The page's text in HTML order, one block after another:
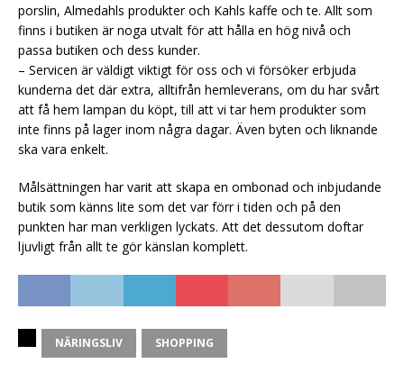
porslin, Almedahls produkter och Kahls kaffe och te. Allt som
finns i butiken är noga utvalt för att hålla en hög nivå och
passa butiken och dess kunder.
– Servicen är väldigt viktigt för oss och vi försöker erbjuda
kunderna det där extra, alltifrån hemleverans, om du har svårt
att få hem lampan du köpt, till att vi tar hem produkter som
inte finns på lager inom några dagar. Även byten och liknande
ska vara enkelt.
Målsättningen har varit att skapa en ombonad och inbjudande
butik som känns lite som det var förr i tiden och på den
punkten har man verkligen lyckats. Att det dessutom doftar
ljuvligt från allt te gör känslan komplett.
NÄRINGSLIV SHOPPING